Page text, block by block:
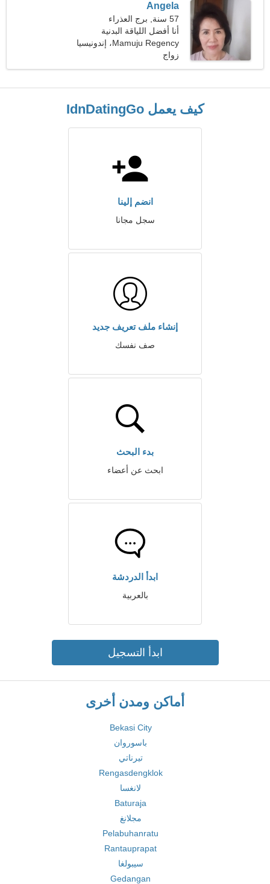
Angela
57 سنة, برج العذراء
أنا أفضل اللياقة البدنية
والعزف على البيانو
Mamuju Regency، إندونيسيا
زواج
كيف يعمل IdnDatingGo
انضم إلينا
سجل مجانا
إنشاء ملف تعريف جديد
صف نفسك
بدء البحث
ابحث عن أعضاء
ابدأ الدردشة
بالعربية
ابدأ التسجيل
أماكن ومدن أخرى
Bekasi City
باسوروان
تيرناتي
Rengasdengklok
لانغسا
Baturaja
مجلانغ
Pelabuhanratu
Rantauprapat
سيبولغا
Gedangan